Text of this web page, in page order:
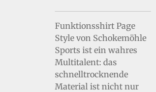
Funktionsshirt Page
Style von Schokemöhle
Sports ist ein wahres
Multitalent: das
schnelltrocknende
Material ist nicht nur